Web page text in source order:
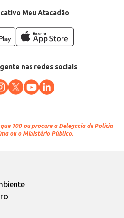
Meu Atacadão
nas redes sociais
100 ou procure a Delegacia de Polícia
ou o Ministério Público.